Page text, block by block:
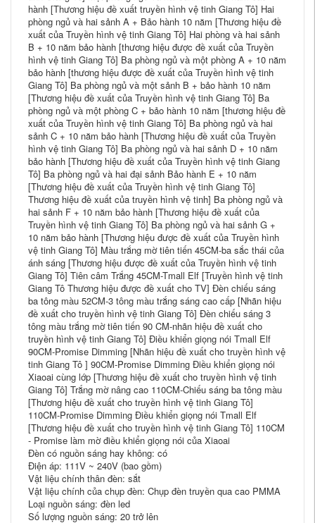
hành [Thương hiệu đề xuất truyền hình vệ tinh Giang Tô] Hai
phòng ngủ và hai sảnh A + Bảo hành 10 năm [Thương hiệu đề
xuất của Truyền hình vệ tinh Giang Tô] Hai phòng và hai sảnh
B + 10 năm bảo hành [thương hiệu được đề xuất của Truyền
hình vệ tinh Giang Tô] Ba phòng ngủ và một phòng A + 10 năm
bảo hành [thương hiệu được đề xuất của Truyền hình vệ tinh
Giang Tô] Ba phòng ngủ và một sảnh B + bảo hành 10 năm
[Thương hiệu đề xuất của Truyền hình vệ tinh Giang Tô] Ba
phòng ngủ và một phòng C + bảo hành 10 năm [thương hiệu đề
xuất của Truyền hình vệ tinh Giang Tô] Ba phòng ngủ và hai
sảnh C + 10 năm bảo hành [Thương hiệu đề xuất của Truyền
hình vệ tinh Giang Tô] Ba phòng ngủ và hai sảnh D + 10 năm
bảo hành [Thương hiệu đề xuất của Truyền hình vệ tinh Giang
Tô] Ba phòng ngủ và hai đại sảnh Bảo hành E + 10 năm
[Thương hiệu đề xuất của Truyền hình vệ tinh Giang Tô]
Thương hiệu đề xuất của truyền hình vệ tinh] Ba phòng ngủ và
hai sảnh F + 10 năm bảo hành [Thương hiệu đề xuất của
Truyền hình vệ tinh Giang Tô] Ba phòng ngủ và hai sảnh G +
10 năm bảo hành [Thương hiệu được đề xuất của Truyền hình
vệ tinh Giang Tô] Màu trắng mờ tiên tiến 45CM-ba sắc thái của
ánh sáng [Thương hiệu được đề xuất của Truyền hình vệ tinh
Giang Tô] Tiên câm Trắng 45CM-Tmall Elf [Truyền hình vệ tinh
Giang Tô Thương hiệu được đề xuất cho TV] Đèn chiếu sáng
ba tông màu 52CM-3 tông màu trắng sáng cao cấp [Nhãn hiệu
đề xuất cho truyền hình vệ tinh Giang Tô] Đèn chiếu sáng 3
tông màu trắng mờ tiên tiến 90 CM-nhãn hiệu đề xuất cho
truyền hình vệ tinh Giang Tô] Điều khiển giọng nói Tmall Elf
90CM-Promise Dimming [Nhãn hiệu đề xuất cho truyền hình vệ
tinh Giang Tô ] 90CM-Promise Dimming Điều khiển giọng nói
Xiaoai cùng lớp [Thương hiệu đề xuất cho truyền hình vệ tinh
Giang Tô] Trắng mờ nâng cao 110CM-Chiếu sáng ba tông màu
[Thương hiệu đề xuất cho truyền hình vệ tinh Giang Tô]
110CM-Promise Dimming Điều khiển giọng nói Tmall Elf
[Thương hiệu đề xuất cho truyền hình vệ tinh Giang Tô] 110CM
- Promise làm mờ điều khiển giọng nói của Xiaoai
Đèn có nguồn sáng hay không: có
Điện áp: 111V ~ 240V (bao gồm)
Vật liệu chính thân đèn: sắt
Vật liệu chính của chụp đèn: Chụp đèn truyền qua cao PMMA
Loại nguồn sáng: đèn led
Số lượng nguồn sáng: 20 trở lên